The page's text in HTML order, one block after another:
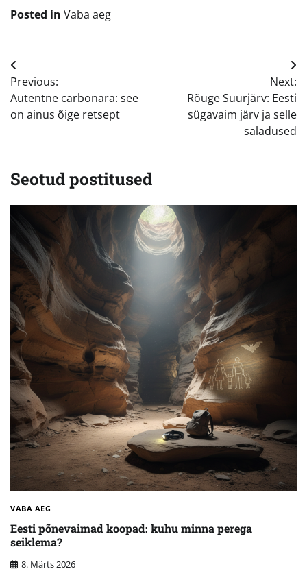
Posted in Vaba aeg
Navigeerimine
Previous:
Autentne carbonara: see
on ainus õige retsept
Next:
Rõuge Suurjärv: Eesti
sügavaim järv ja selle
saladused
Seotud postitused
VABA AEG
Eesti põnevaimad koopad: kuhu minna perega
seiklema?
8. Märts 2026